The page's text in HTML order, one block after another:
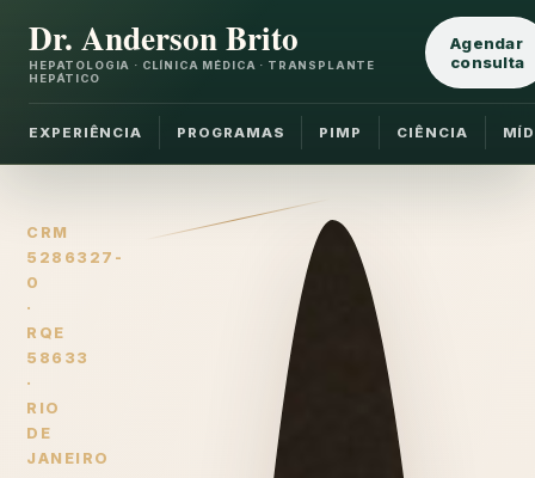
Dr. Anderson Brito
HEPATOLOGIA · CLÍNICA MÉDICA · TRANSPLANTE
HEPÁTICO
EXPERIÊNCIA PROGRAMAS PIMP CIÊNCIA
Agendar
consulta
CRM
5286327-
0
·
RQE
58633
·
RIO
DE
JANEIRO